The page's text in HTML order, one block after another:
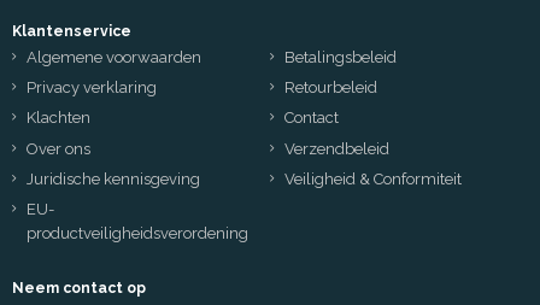
Klantenservice
Algemene voorwaarden
Betalingsbeleid
Privacy verklaring
Retourbeleid
Klachten
Contact
Over ons
Verzendbeleid
Juridische kennisgeving
Veiligheid & Conformiteit
EU-
productveiligheidsverordening
Neem contact op